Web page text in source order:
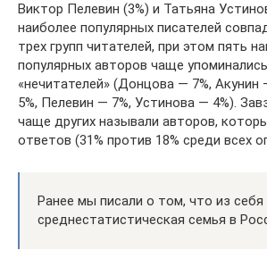
Виктор Пелевин (3%) и Татьяна
наиболее популярных писателей
трех групп читателей, при этом пять
популярных авторов чаще
«нечитателей» (Донцова — 7%, Акунин
5%, Пелевин — 7%, Устинова — 4%).
чаще других называли авторов,
ответов (31% против 18% среди всех
Ранее мы писали о том, что из себя
среднестатистическая семья в